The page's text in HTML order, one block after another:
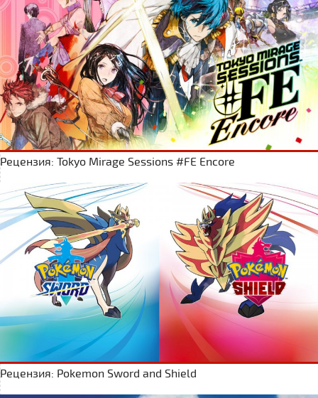
Рецензия: Tokyo Mirage Sessions #FE Encore
Рецензия: Pokemon Sword and Shield